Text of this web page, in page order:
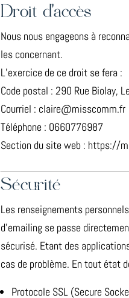
Droit d’accès
Nous nous engageons à
les concernant.
L’exercice de ce droit se fera :
Code postal : 290 Rue Biolay,
Courriel : claire@misscomm.fr
Téléphone : 0660776987
Section du site web : https://
Sécurité
Les renseignements
d’emailing se passe
sécurisé. Etant des
cas de problème. En tout état
Protocole SSL (Secure